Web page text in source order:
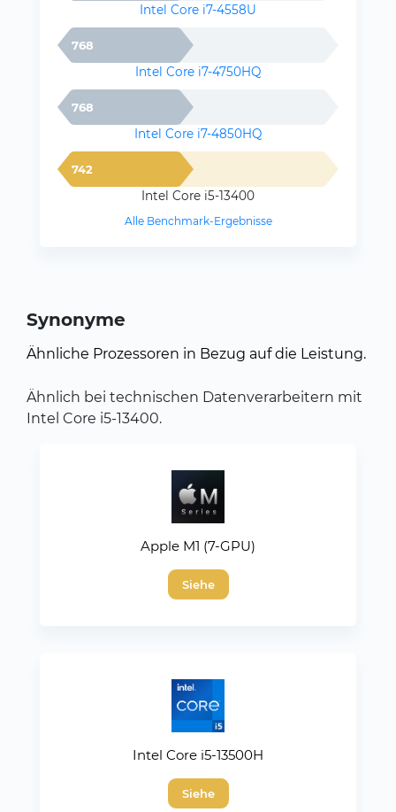
Intel Core i7-4558U
768
Intel Core i7-4750HQ
768
Intel Core i7-4850HQ
742
Intel Core i5-13400
Alle Benchmark-Ergebnisse
Synonyme
Ähnliche Prozessoren in Bezug auf die Leistung.
Ähnlich bei technischen Datenverarbeitern mit
Intel Core i5-13400.
Apple M1 (7-GPU)
Siehe
Intel Core i5-13500H
Siehe